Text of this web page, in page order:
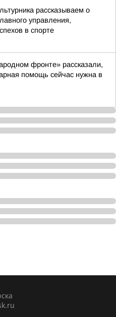
рассказываем о
управления,
в спорте
фронте» рассказали,
помощь сейчас нужна в